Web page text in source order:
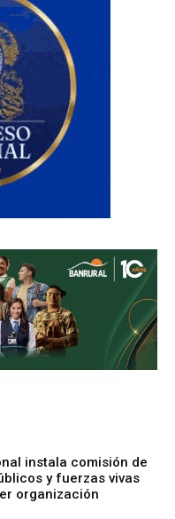
instala comisión de
y fuerzas vivas
organización